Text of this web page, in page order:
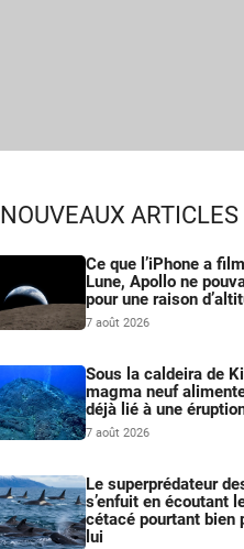
NOUVEAUX ARTICLES
Ce que l’iPhone a
Lune, Apollo ne
pour une raison
7 août 2026
Sous la caldeira de
magma neuf
déjà lié à une
7 août 2026
Le superprédateur
s’enfuit en écoutant
cétacé pourtant bien
lui